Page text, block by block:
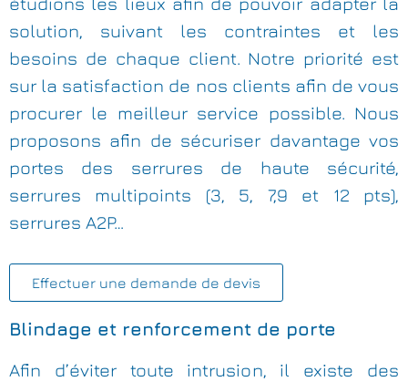
solution, suivant les contraintes et les
besoins de chaque client. Notre priorité est
sur la satisfaction de nos clients afin de vous
procurer le meilleur service possible. Nous
proposons afin de sécuriser davantage vos
portes des serrures de haute sécurité,
serrures multipoints (3, 5, 7,9 et 12 pts),
serrures A2P…
Effectuer une demande de devis
Blindage et renforcement de porte
Afin d’éviter toute intrusion, il existe des